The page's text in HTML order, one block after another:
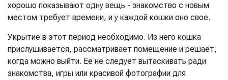
хорошо показывают одну вещь - знакомство с новым
местом требует времени, и у каждой кошки оно свое.
Укрытие в этот период необходимо. Из него кошка
прислушивается, рассматривает помещение и решает,
когда можно выйти. Ее не следует вытаскивать ради
знакомства, игры или красивой фотографии для